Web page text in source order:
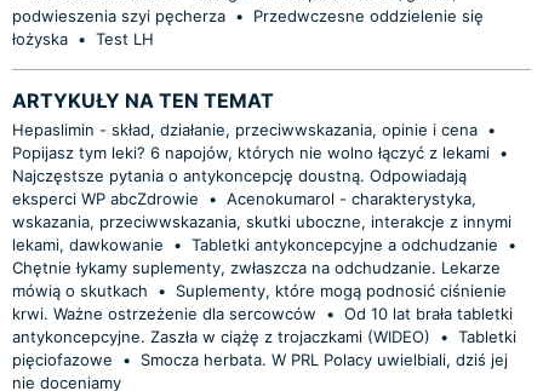
podwieszenia szyi pęcherza •
Przedwczesne oddzielenie się
łożyska • Test LH
ARTYKUŁY NA TEN TEMAT
Hepaslimin - skład, działanie, przeciwwskazania, opinie i cena •
Popijasz tym leki? 6 napojów, których nie wolno łączyć z lekami •
Najczęstsze pytania o antykoncepcję doustną. Odpowiadają
eksperci WP abcZdrowie
• Acenokumarol - charakterystyka,
wskazania, przeciwwskazania, skutki uboczne, interakcje z innymi
lekami, dawkowanie
• Tabletki antykoncepcyjne a odchudzanie
•
Chętnie łykamy suplementy, zwłaszcza na odchudzanie. Lekarze
mówią o skutkach
•
Suplementy, które mogą podnosić ciśnienie
krwi. Ważne ostrzeżenie dla sercowców
• Od 10 lat brała tabletki
antykoncepcyjne. Zaszła w ciążę z trojaczkami (WIDEO)
• Tabletki
pięciofazowe
•
Smocza herbata. W PRL Polacy uwielbiali, dziś jej
nie doceniamy